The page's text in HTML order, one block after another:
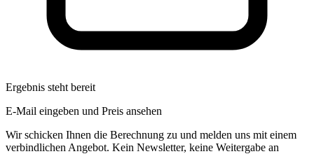
Ergebnis steht bereit
E-Mail eingeben und Preis ansehen
Wir schicken Ihnen die Berechnung zu und melden uns mit einem
verbindlichen Angebot. Kein Newsletter, keine Weitergabe an